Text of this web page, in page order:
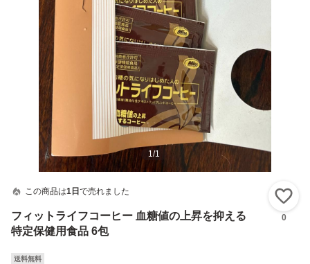
1/1
この商品は1日 で売れました
フィットライフコーヒー 血糖値の上昇を抑える
特定保健用食品 6包
0
送料無料